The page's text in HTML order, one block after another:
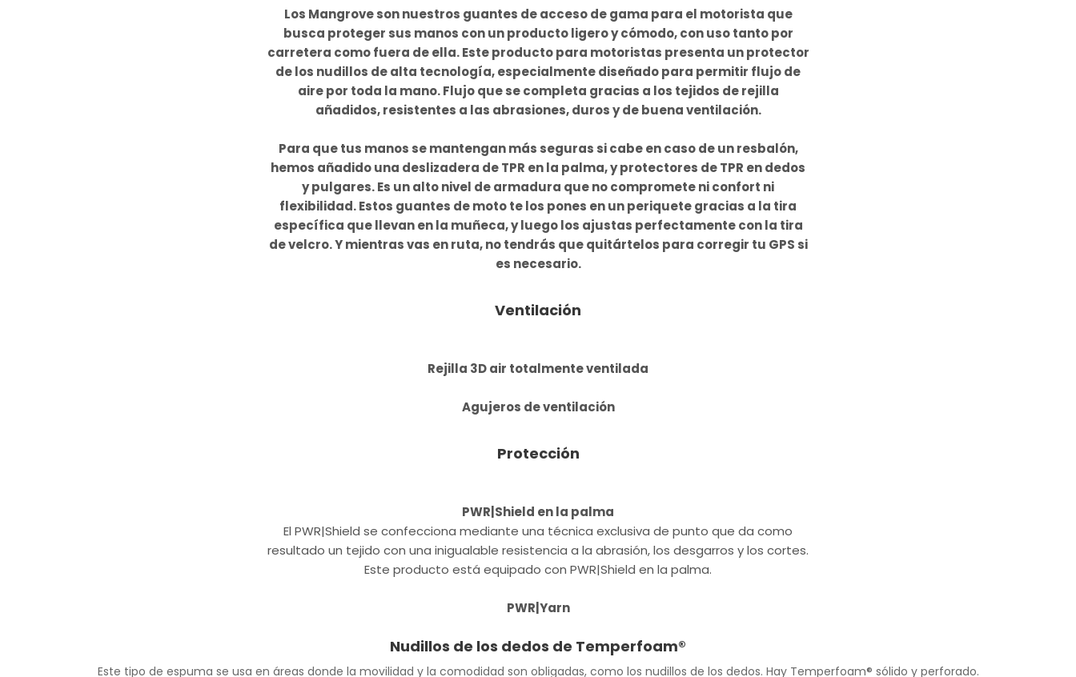
Los Mangrove son nuestros guantes de acceso de gama para el motorista que
busca proteger sus manos con un producto ligero y cómodo, con uso tanto por
carretera como fuera de ella. Este producto para motoristas presenta un protector
de los nudillos de alta tecnología, especialmente diseñado para permitir flujo de
aire por toda la mano. Flujo que se completa gracias a los tejidos de rejilla
añadidos, resistentes a las abrasiones, duros y de buena ventilación.
Para que tus manos se mantengan más seguras si cabe en caso de un resbalón,
hemos añadido una deslizadera de TPR en la palma, y protectores de TPR en dedos
y pulgares. Es un alto nivel de armadura que no compromete ni confort ni
flexibilidad. Estos guantes de moto te los pones en un periquete gracias a la tira
específica que llevan en la muñeca, y luego los ajustas perfectamente con la tira
de velcro. Y mientras vas en ruta, no tendrás que quitártelos para corregir tu GPS si
es necesario.
Ventilación
Rejilla 3D air totalmente ventilada
Agujeros de ventilación
Protección
PWR|Shield en la palma
El PWR|Shield se confecciona mediante una técnica exclusiva de punto que da como
resultado un tejido con una inigualable resistencia a la abrasión, los desgarros y los cortes.
Este producto está equipado con PWR|Shield en la palma.
PWR|Yarn
Nudillos de los dedos de Temperfoam®
Este tipo de espuma se usa en áreas donde la movilidad y la comodidad son obligadas, como los nudillos de los dedos. Hay Temperfoam® sólido y perforado.